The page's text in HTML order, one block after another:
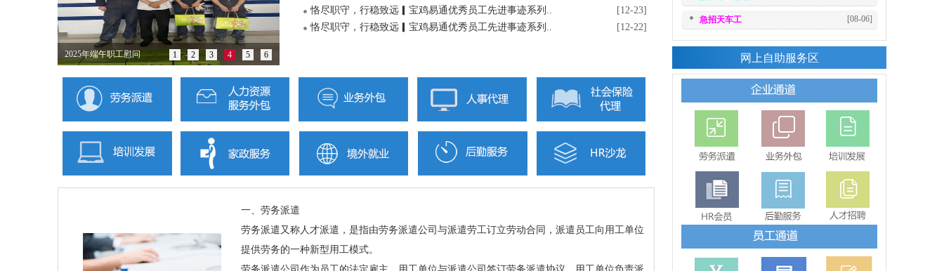
优秀员工表彰大会 1 2 3 4 5 6
恪尽职守，行稳致远▎宝鸡易通优秀员工先进事迹系列..
[12-23]
恪尽职守，行稳致远▎宝鸡易通优秀员工先进事迹系列..
[12-22]
一、劳务派遣
劳务派遣又称人才派遣，是指由劳务派遣公司与派遣劳工订立劳动合同，派遣员工向用工单位
提供劳务的一种新型用工模式。
急招天车工 [08-06]
宝福路某大型国企 急招天车工数名 [08-04]
急招天车工 10 人！
九九峥嵘军旗红，山河无恙皆心安｜致敬八一建
凤翔西招聘厨师 [07-30]
扶风比亚迪招工信息 [07-29]
宝福路优质岗位｜天车操作工 [07-28]
福临堡大修厂-急招天车工 [07-27]
网上自助服务区